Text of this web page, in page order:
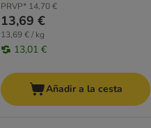
PRVP* 14,70 €
13,69 €
13,69 € / kg
13,01 €
Añadir a la cesta